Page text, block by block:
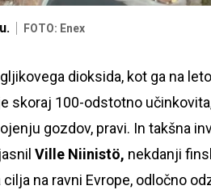
FOTO: Enex
dioksida, kot ga na
skoraj 100-odstotno
gozdov, pravi. In takšna
Ville Niinistö, nekdanji
na ravni Evrope, odločno